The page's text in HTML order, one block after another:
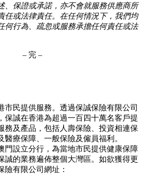
、保證或承諾，亦不會就服務供應商所
任或法律責任。在任何情況下，我們均
何行為、疏忽或服務承擔任何責任或法
– 完 –
市民提供服務。透過保誠保險有限公司
保誠在香港為超過一百四十萬名客戶提
務及產品，包括人壽保險、投資相連保
醫療保障、一般保險及僱員福利。
門設立分行，為當地市民提供健康保障
誠的業務遍佈整個大灣區。如欲獲得更
險有限公司網址：